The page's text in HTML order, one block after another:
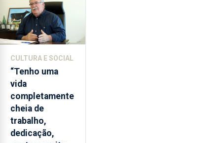
2022
e
2026.
A
Flores
apresenta
um
“decréscimo
significativo”
da
CULTURA E SOCIAL
“Tenho uma
vida
completamente
cheia de
trabalho,
dedicação,